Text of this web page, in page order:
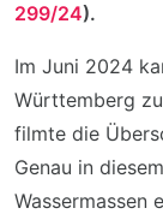
299/24).
Im Juni 2024
Württemberg
filmte die
Genau in
Wassermassen